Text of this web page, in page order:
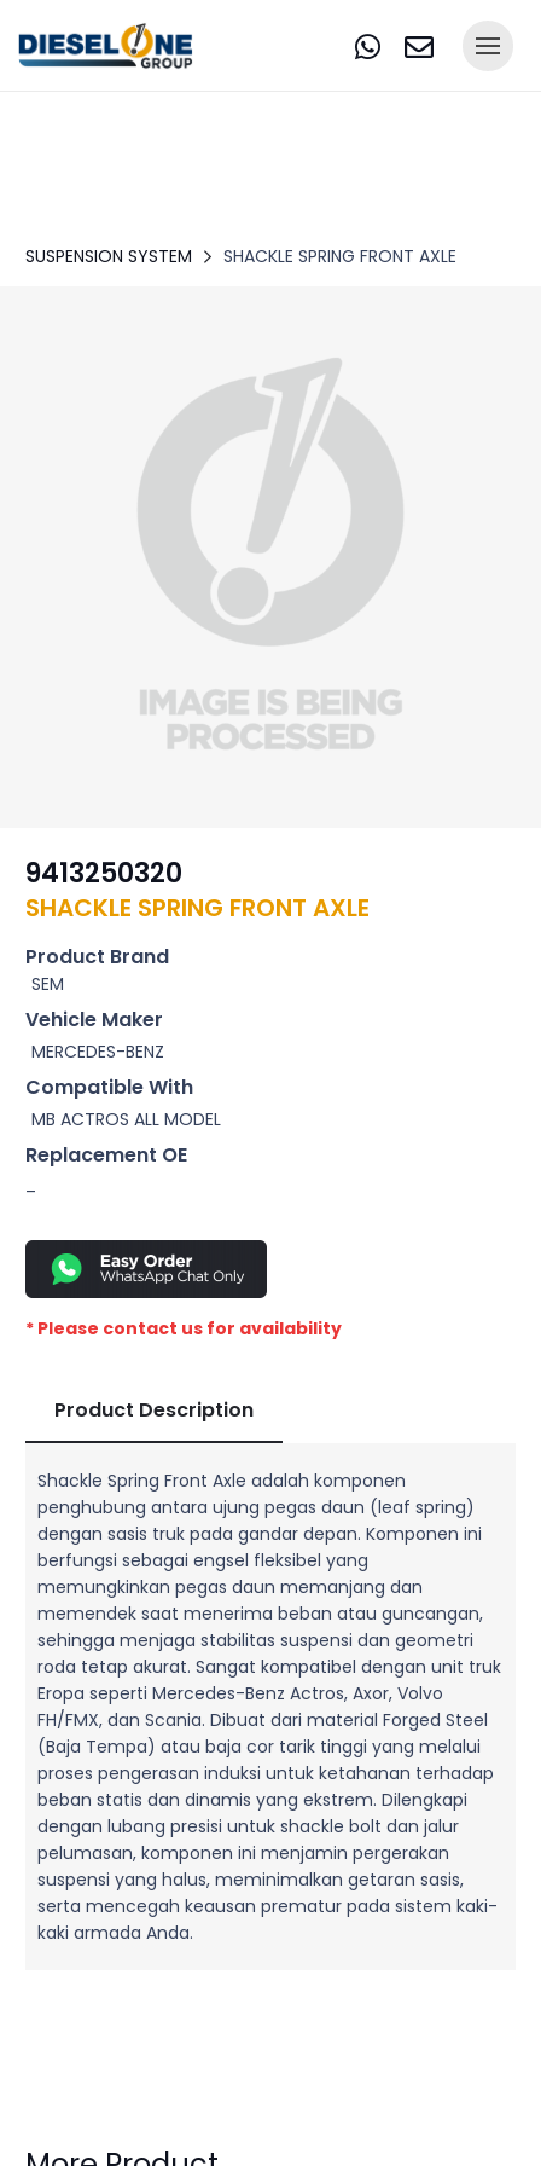
SUSPENSION SYSTEM SHACKLE SPRING FRONT AXLE
9413250320
SHACKLE SPRING FRONT AXLE
Product Brand
SEM
Vehicle Maker
MERCEDES-BENZ
Compatible With
MB ACTROS ALL MODEL
Replacement OE
–
* Please contact us for availability
Product Description
Shackle Spring Front Axle adalah komponen
penghubung antara ujung pegas daun (leaf spring)
dengan sasis truk pada gandar depan. Komponen ini
berfungsi sebagai engsel fleksibel yang
memungkinkan pegas daun memanjang dan
memendek saat menerima beban atau guncangan,
sehingga menjaga stabilitas suspensi dan geometri
roda tetap akurat. Sangat kompatibel dengan unit truk
Eropa seperti Mercedes-Benz Actros, Axor, Volvo
FH/FMX, dan Scania. Dibuat dari material Forged Steel
(Baja Tempa) atau baja cor tarik tinggi yang melalui
proses pengerasan induksi untuk ketahanan terhadap
beban statis dan dinamis yang ekstrem. Dilengkapi
dengan lubang presisi untuk shackle bolt dan jalur
pelumasan, komponen ini menjamin pergerakan
suspensi yang halus, meminimalkan getaran sasis,
serta mencegah keausan prematur pada sistem kaki-
kaki armada Anda.